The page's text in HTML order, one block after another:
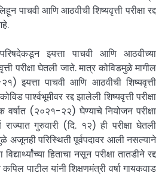
पाचवी आणि आठवीची शिष्यवृत्ती परीक्षा रद्द
परिषदेकडून इयत्ता पाचवी आणि आठवीच्या
परीक्षा घेतली जाते. मात्र कोविडमुळे मागील
इयत्ता पाचवी आणि आठवीची शिष्यवृत्ती
पार्श्वभूमीवर रद्द झालेली शिष्यवृत्ती परीक्षा
वर्षात (२०२१-२२) घेण्याचे नियोजन परीक्षा
गुरुवारी (दि. १२) ही परीक्षा घेतली
अजूनही परिस्थिती पूर्वपदावर आली नसल्याने
विद्यार्थ्यांच्या हिताचा नसून परीक्षा तातडीने रद्द
पाटील यांनी शिक्षणमंत्री वर्षा गायकवाड